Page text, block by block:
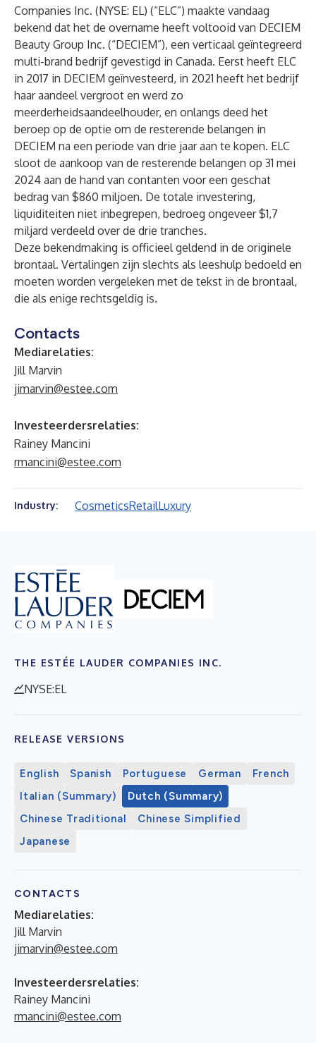
Companies Inc. (NYSE: EL) (“ELC”) maakte vandaag
bekend dat het de overname heeft voltooid van DECIEM
Beauty Group Inc. (“DECIEM”), een verticaal geïntegreerd
multi-brand bedrijf gevestigd in Canada. Eerst heeft ELC
in 2017 in DECIEM geïnvesteerd, in 2021 heeft het bedrijf
haar aandeel vergroot en werd zo
meerderheidsaandeelhouder, en onlangs deed het
beroep op de optie om de resterende belangen in
DECIEM na een periode van drie jaar aan te kopen. ELC
sloot de aankoop van de resterende belangen op 31 mei
2024 aan de hand van contanten voor een geschat
bedrag van $860 miljoen. De totale investering,
liquiditeiten niet inbegrepen, bedroeg ongeveer $1,7
miljard verdeeld over de drie tranches.
Deze bekendmaking is officieel geldend in de originele
brontaal. Vertalingen zijn slechts als leeshulp bedoeld en
moeten worden vergeleken met de tekst in de brontaal,
die als enige rechtsgeldig is.
Contacts
Mediarelaties:
Jill Marvin
jimarvin@estee.com
Investeerdersrelaties:
Rainey Mancini
rmancini@estee.com
Industry: CosmeticsRetailLuxury
THE ESTÉE LAUDER COMPANIES INC.
NYSE:EL
RELEASE VERSIONS
English Spanish Portuguese German
French
Italian (Summary)
Dutch (Summary)
Chinese Traditional
Chinese Simplified
Japanese
CONTACTS
Mediarelaties:
Jill Marvin
jimarvin@estee.com
Investeerdersrelaties:
Rainey Mancini
rmancini@estee.com